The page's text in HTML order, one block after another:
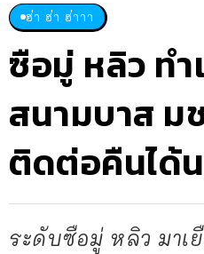
ฮ่า ฮ่า ฮ่าาา
ซือมู่ หลิว ท
สนามบาส ม
ติดต่อคืนได้
ระดับซือมู่ หลิว มาเ